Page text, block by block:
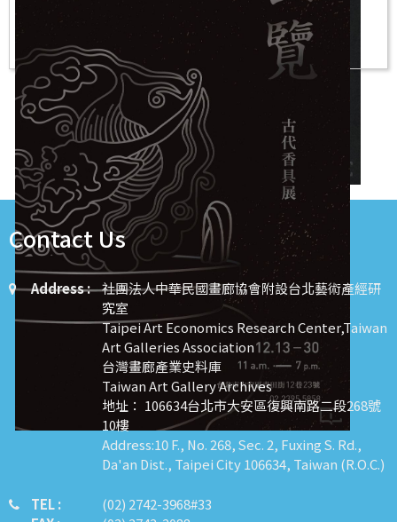
1 2
Contact Us
Address :
社團法人中華民國畫廊協會附設台北藝術產經研
究室
Taipei Art Economics Research Center,Taiwan
Art Galleries Association
台灣畫廊產業史料庫
Taiwan Art Gallery Archives
地址： 106634台北市大安區復興南路二段268號
10樓
Address:10 F., No. 268, Sec. 2, Fuxing S. Rd.,
Da'an Dist., Taipei City 106634, Taiwan (R.O.C.)
TEL :
​​​​(02) 2742-3968#33